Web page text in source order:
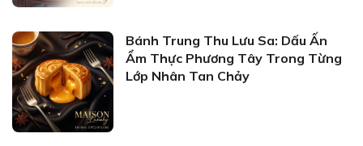
Bánh Trung Thu Lưu Sa: Dấu Ấn
Ẩm Thực Phương Tây Trong Từng
Lớp Nhân Tan Chảy